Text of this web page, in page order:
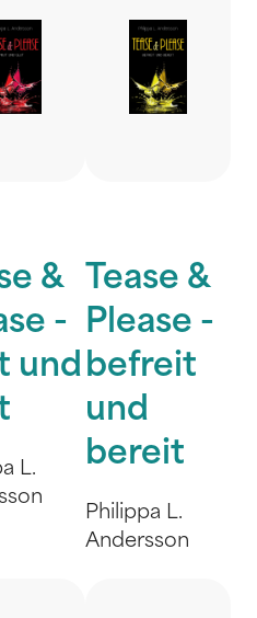
&
-
und
L.
Tease &
Please -
befreit
und
bereit
Philippa L.
Andersson